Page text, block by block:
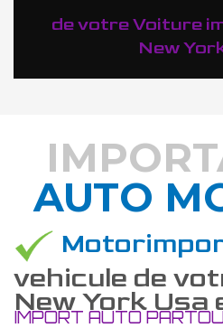
de votre Voiture
New
DÉCOUVREZ
AUTO
vehicule de
New York Usa
IMPORT AUTO